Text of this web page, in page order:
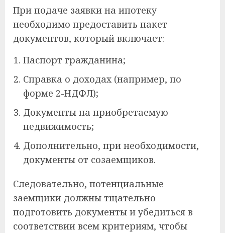
При подаче заявки на ипотеку
необходимо предоставить пакет
документов, который включает:
Паспорт гражданина;
Справка о доходах (например, по
форме 2-НДФЛ);
Документы на приобретаемую
недвижимость;
Дополнительно, при необходимости,
документы от созаемщиков.
Следовательно, потенциальные
заемщики должны тщательно
подготовить документы и убедиться в
соответствии всем критериям, чтобы